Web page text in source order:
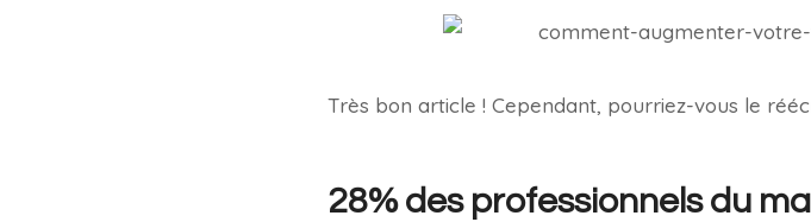
Très bon article ! Cependant, pourriez-vous le
28% des professionnels du